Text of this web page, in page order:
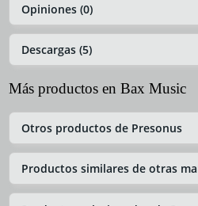
Opiniones (0)
Descargas (5)
Más productos en Bax Music
Otros productos de Presonus
Productos similares de otras